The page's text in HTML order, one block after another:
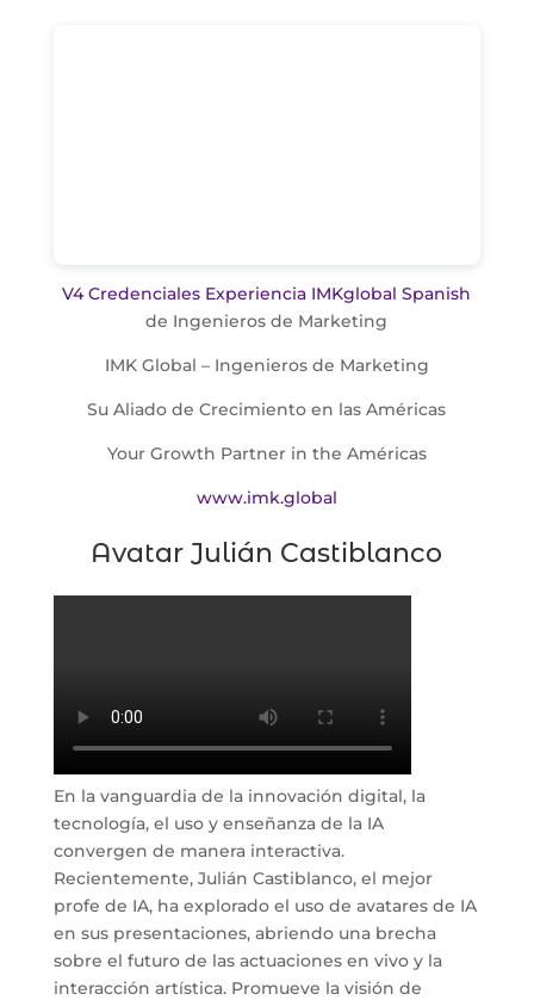
V4 Credenciales Experiencia IMKglobal Spanish
de Ingenieros de Marketing
IMK Global – Ingenieros de Marketing
Su Aliado de Crecimiento en las Américas
Your Growth Partner in the Américas
www.imk.global
Avatar Julián Castiblanco
En la vanguardia de la innovación digital, la
tecnología, el uso y enseñanza de la IA
convergen de manera interactiva.
Recientemente, Julián Castiblanco, el mejor
profe de IA, ha explorado el uso de avatares de IA
en sus presentaciones, abriendo una brecha
sobre el futuro de las actuaciones en vivo y la
interacción artística. Promueve la visión de